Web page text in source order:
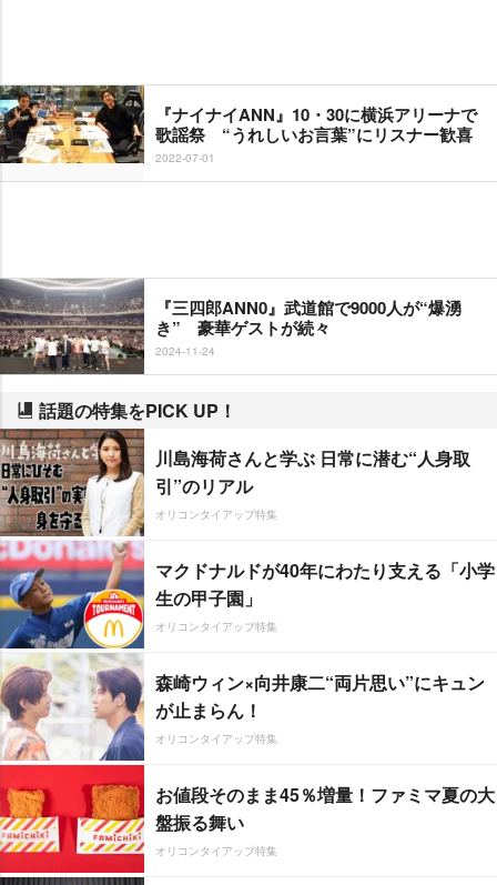
『ナイナイANN』10・30に横浜アリーナで
歌謡祭 “うれしいお言葉”にリスナー歓喜
2022-07-01
『三四郎ANN0』武道館で9000人が“爆湧
き” 豪華ゲストが続々
2024-11-24
話題の特集をPICK UP！
川島海荷さんと学ぶ 日常に潜む“人身取
引”のリアル
オリコンタイアップ特集
マクドナルドが40年にわたり支える「小学
生の甲子園」
オリコンタイアップ特集
森崎ウィン×向井康二“両片思い”にキュン
が止まらん！
オリコンタイアップ特集
お値段そのまま45％増量！ファミマ夏の大
盤振る舞い
オリコンタイアップ特集